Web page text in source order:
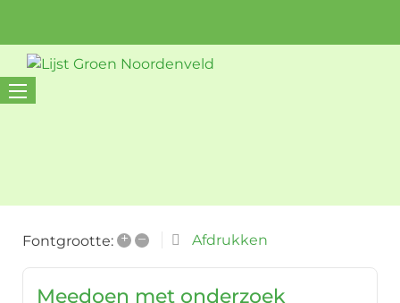
Fontgrootte: + – Afdrukken
Meedoen met onderzoek